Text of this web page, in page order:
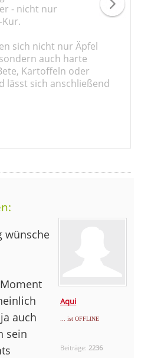
- nicht nur
sich nicht nur Äpfel
auch harte
Kartoffeln oder
lässt sich anschließend
Aqui
... ist OFFLINE
Beiträge: 2236
wünsche
auch
sein